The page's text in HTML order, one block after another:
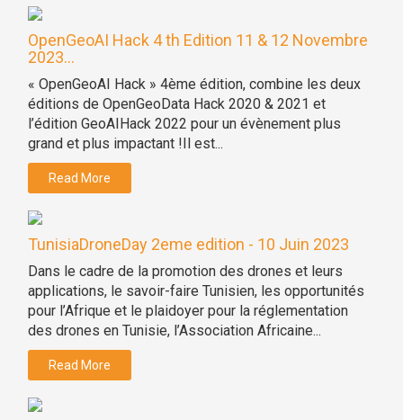
OpenGeoAI Hack 4 th Edition 11 & 12 Novembre
2023...
« OpenGeoAI Hack » 4ème édition, combine les deux
éditions de OpenGeoData Hack 2020 & 2021 et
l’édition GeoAIHack 2022 pour un évènement plus
grand et plus impactant !Il est...
Read More
TunisiaDroneDay 2eme edition - 10 Juin 2023
Dans le cadre de la promotion des drones et leurs
applications, le savoir-faire Tunisien, les opportunités
pour l’Afrique et le plaidoyer pour la réglementation
des drones en Tunisie, l’Association Africaine...
Read More